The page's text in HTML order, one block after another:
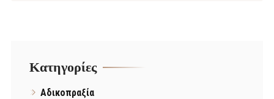
Kατηγορίες
Αδικοπραξία